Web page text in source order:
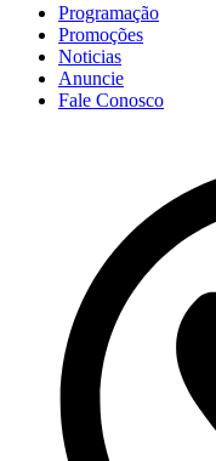
Programação
Promoções
Noticias
Anuncie
Fale Conosco